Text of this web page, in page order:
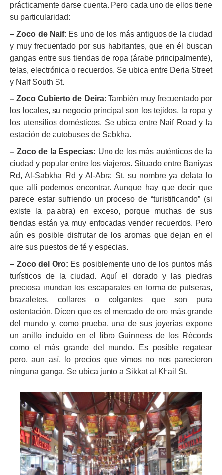
prácticamente darse cuenta. Pero cada uno de ellos tiene
su particularidad:
– Zoco de Naif: Es uno de los más antiguos de la ciudad
y muy frecuentado por sus habitantes, que en él buscan
gangas entre sus tiendas de ropa (árabe principalmente),
telas, electrónica o recuerdos. Se ubica entre Deria Street
y Naif South St.
– Zoco Cubierto de Deira: También muy frecuentado por
los locales, su negocio principal son los tejidos, la ropa y
los utensilios domésticos. Se ubica entre Naif Road y la
estación de autobuses de Sabkha.
– Zoco de la Especias: Uno de los más auténticos de la
ciudad y popular entre los viajeros. Situado entre Baniyas
Rd, Al-Sabkha Rd y Al-Abra St, su nombre ya delata lo
que allí podemos encontrar. Aunque hay que decir que
parece estar sufriendo un proceso de “turistificando” (si
existe la palabra) en exceso, porque muchas de sus
tiendas están ya muy enfocadas vender recuerdos. Pero
aún es posible disfrutar de los aromas que dejan en el
aire sus puestos de té y especias.
– Zoco del Oro: Es posiblemente uno de los puntos más
turísticos de la ciudad. Aquí el dorado y las piedras
preciosa inundan los escaparates en forma de pulseras,
brazaletes, collares o colgantes que son pura
ostentación. Dicen que es el mercado de oro más grande
del mundo y, como prueba, una de sus joyerías expone
un anillo incluido en el libro Guinness de los Récords
como el más grande del mundo. Es posible regatear
pero, aun así, lo precios que vimos no nos parecieron
ninguna ganga. Se ubica junto a Sikkat al Khail St.